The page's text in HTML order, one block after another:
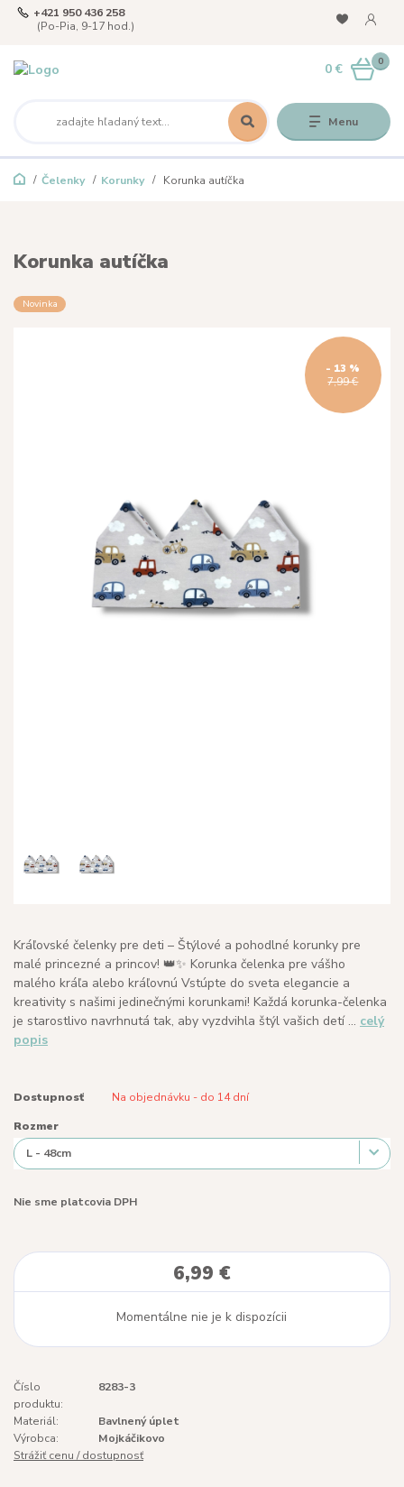
Menu
+421 950 436 258
(Po-Pia, 9-17 hod.)
0
0 €
Čelenky Korunky Korunka autíčka
Korunka autíčka
Novinka
7,99 €
- 13 %
Kráľovské čelenky pre deti – Štýlové a pohodlné korunky pre
malé princezné a princov! 👑✨ Korunka čelenka pre vášho
malého kráľa alebo kráľovnú Vstúpte do sveta elegancie a
kreativity s našimi jedinečnými korunkami! Každá korunka-čelenka
je starostlivo navrhnutá tak, aby vyzdvihla štýl vašich detí ... celý
popis
Dostupnosť Na objednávku - do 14 dní
Rozmer
Nie sme platcovia DPH
6,99 €
Momentálne nie je k dispozícii
Číslo
produktu:
8283-3
Materiál:
Bavlnený úplet
Výrobca:
Mojkáčikovo
Strážiť cenu / dostupnosť